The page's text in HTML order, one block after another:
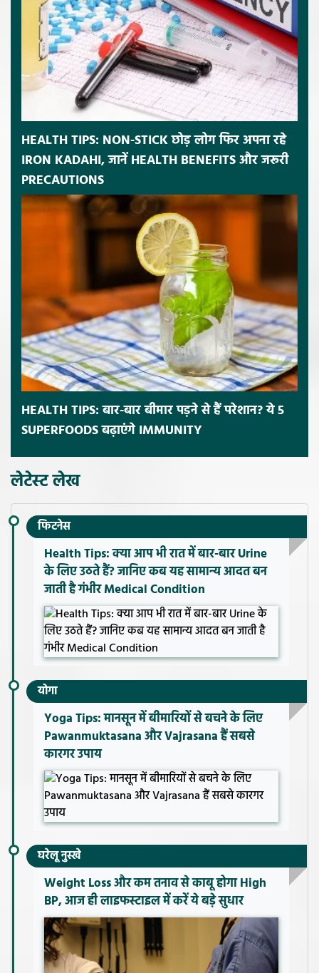
HEALTH TIPS: NON-STICK छोड़ लोग फिर अपना रहे
IRON KADAHI, जानें HEALTH BENEFITS और जरूरी
PRECAUTIONS
HEALTH TIPS: बार-बार बीमार पड़ने से हैं परेशान? ये 5
SUPERFOODS बढ़ाएंगे IMMUNITY
लेटेस्ट लेख
फिटनेस
Health Tips: क्या आप भी रात में बार-बार Urine
के लिए उठते हैं? जानिए कब यह सामान्य आदत बन
जाती है गंभीर Medical Condition
योगा
Yoga Tips: मानसून में बीमारियों से बचने के लिए
Pawanmuktasana और Vajrasana हैं सबसे
कारगर उपाय
घरेलू नुस्खे
Weight Loss और कम तनाव से काबू होगा High
BP, आज ही लाइफस्टाइल में करें ये बड़े सुधार